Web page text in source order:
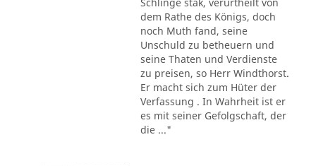
dem Rathe des Königs, doch
noch Muth fand, seine
Unschuld zu betheuern und
seine Thaten und Verdienste
zu preisen, so Herr Windthorst.
Er macht sich zum Hüter der
Verfassung . In Wahrheit ist er
es mit seiner Gefolgschaft, der
die ..."